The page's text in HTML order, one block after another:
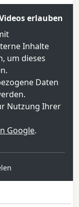
erlauben
Inhalte
um dieses
Daten
Nutzung Ihrer
Google.